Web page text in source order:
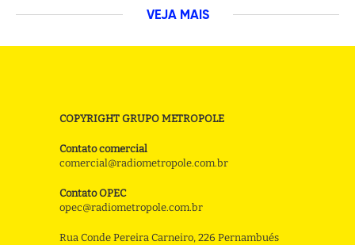
VEJA MAIS
COPYRIGHT GRUPO METROPOLE
Contato comercial
comercial@radiometropole.com.br
Contato OPEC
opec@radiometropole.com.br
Rua Conde Pereira Carneiro, 226 Pernambués